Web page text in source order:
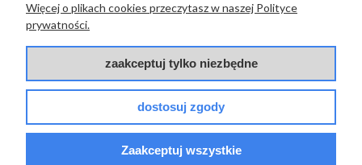
PŁATNOŚCI I DOSTAWA
code and analytics: terradeco
Więcej o plikach cookies przeczytasz w naszej Polityce
prywatności.
zaakceptuj tylko niezbędne
dostosuj zgody
Zaakceptuj wszystkie